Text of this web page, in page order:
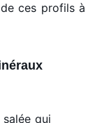
ces profils à
qui